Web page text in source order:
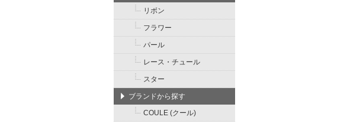
リボン
フラワー
パール
レース・チュール
スター
ブランドから探す
COULE (クール)